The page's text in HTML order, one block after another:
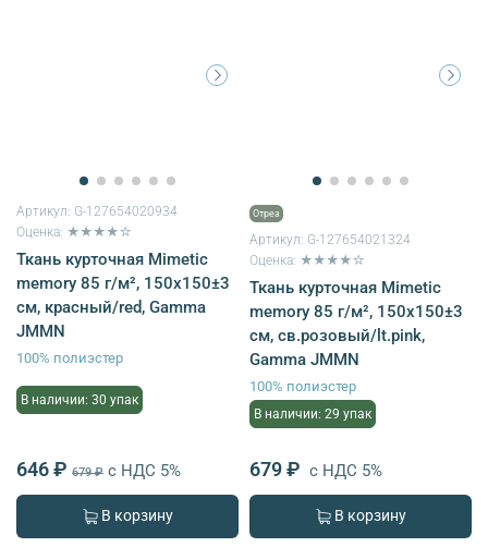
Артикул: G-127654020934
Оценка: ★★★★☆
Ткань курточная Mimetic
memory 85 г/м², 150х150±3
см, красный/red, Gamma
JMMN
100% полиэстер
В наличии: 30 упак
646 ₽ 679 ₽ с НДС 5%
В корзину
Отрез
Артикул: G-127654021324
Оценка: ★★★★☆
Ткань курточная Mimetic
memory 85 г/м², 150х150±3
см, св.розовый/lt.pink,
Gamma JMMN
100% полиэстер
В наличии: 29 упак
679 ₽ с НДС 5%
В корзину